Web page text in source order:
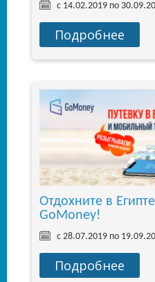
с 14.02.2019 по
Подробнее
Отдохните в
GoMoney!
с 28.07.2019 по
Подробнее